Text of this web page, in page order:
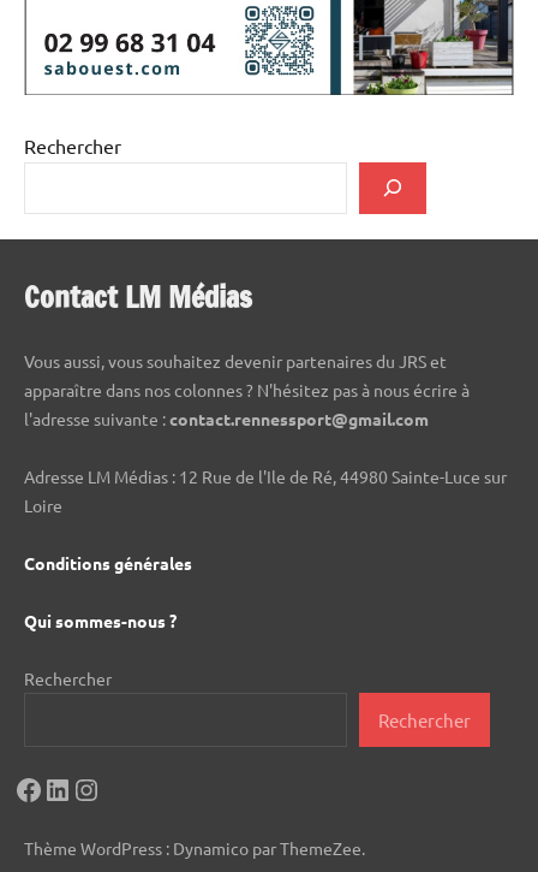
Rechercher
Contact LM Médias
Vous aussi, vous souhaitez devenir partenaires du JRS et
apparaître dans nos colonnes ? N'hésitez pas à nous écrire à
l'adresse suivante :contact.rennessport@gmail.com
Adresse LM Médias : 12 Rue de l'Ile de Ré, 44980 Sainte-Luce sur
Loire
Conditions générales
Qui sommes-nous ?
Rechercher
Rechercher
Facebook
LinkedIn
Instagram
Thème WordPress : Dynamico par ThemeZee.